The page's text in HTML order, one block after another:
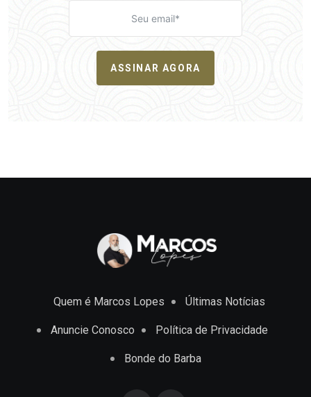
ASSINAR AGORA
Quem é Marcos Lopes Últimas Notícias
Anuncie Conosco Política de Privacidade
Bonde do Barba